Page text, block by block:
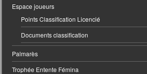
Espace joueurs
Points Classification Licencié
Documents classification
Palmarès
Trophée Entente Fémina